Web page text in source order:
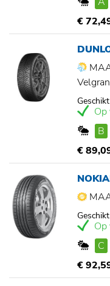
€
Op
B
€
Op
C
€